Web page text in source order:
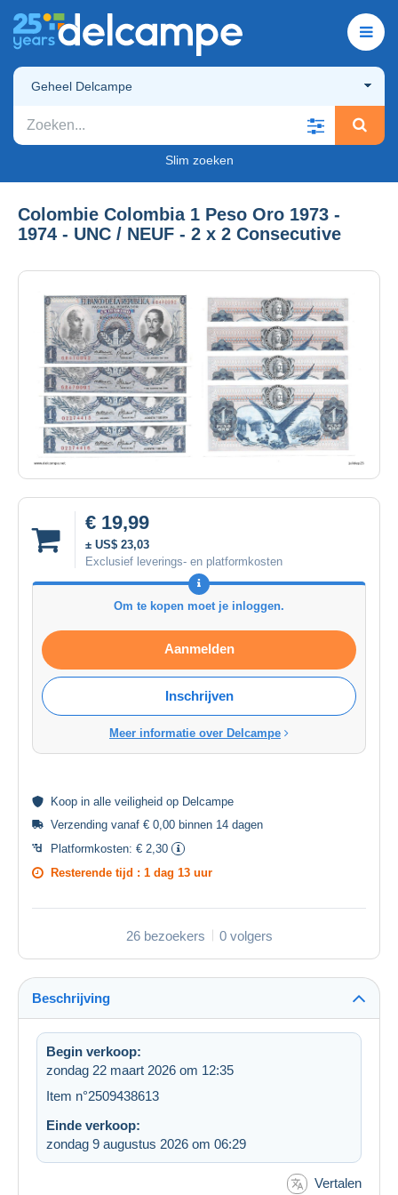
Geheel Delcampe
Slim zoeken
Colombie Colombia 1 Peso Oro 1973 -
1974 - UNC / NEUF - 2 x 2 Consecutive
€ 19,99
± US$ 23,03
Exclusief leverings- en platformkosten
Om te kopen moet je inloggen.
Aanmelden
Inschrijven
Meer informatie over Delcampe
Koop in alle veiligheid op Delcampe
Verzending vanaf € 0,00 binnen 14 dagen
Platformkosten: € 2,30
Resterende tijd : 1 dag 13 uur
26 bezoekers 0 volgers
Beschrijving
Begin verkoop:
zondag 22 maart 2026 om 12:35
Item n°2509438613
Einde verkoop:
zondag 9 augustus 2026 om 06:29
Vertalen